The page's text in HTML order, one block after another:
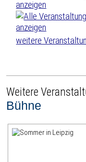
weitere
Weitere
Bühne